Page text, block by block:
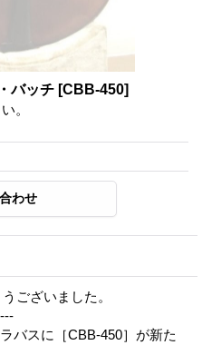
バッチ [CBB-450]
。
ございました。
バスに［CBB-450］が新た